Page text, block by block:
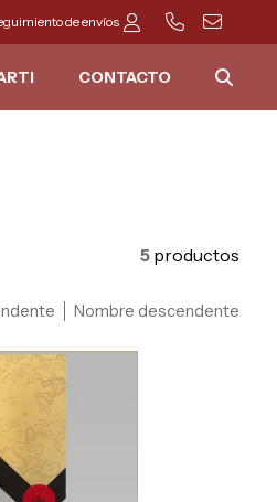
de envíos
CONTACTO
5 productos
Nombre descendente